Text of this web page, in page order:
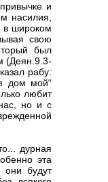
и
насилия,
в широком
свою
был
(Деян.9.3-
рабу:
дом мой“
любит
но и с
дурная
эта
они будут